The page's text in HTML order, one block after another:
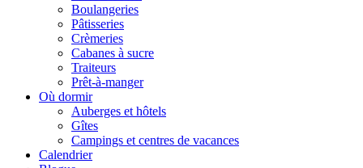
Boulangeries
Pâtisseries
Crèmeries
Cabanes à sucre
Traiteurs
Prêt-à-manger
Où dormir
Auberges et hôtels
Gîtes
Campings et centres de vacances
Calendrier